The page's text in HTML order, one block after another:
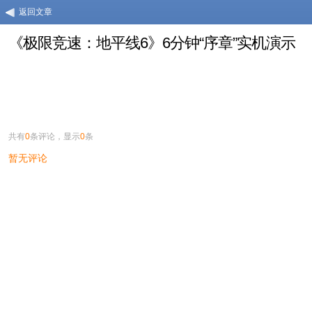
返回文章
《极限竞速：地平线6》6分钟“序章”实机演示
共有0条评论，显示0条
暂无评论